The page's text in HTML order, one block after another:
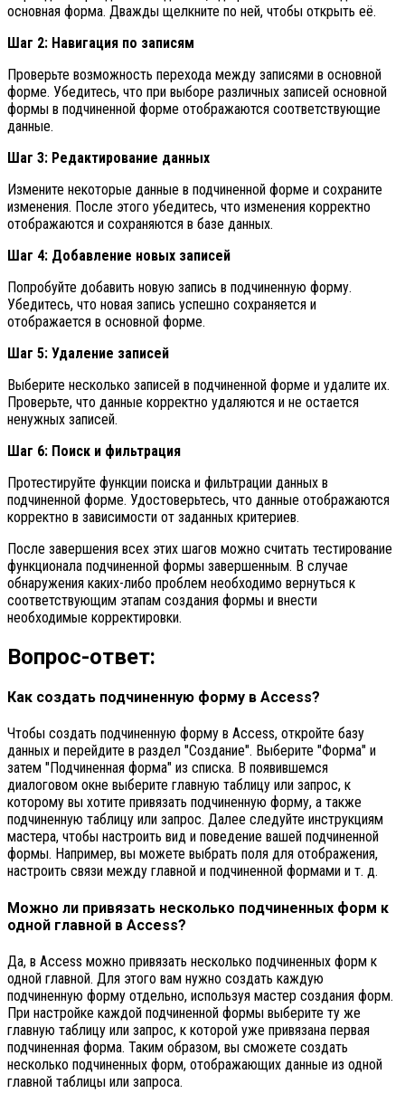
основная форма. Дважды щелкните по ней, чтобы открыть её.
Шаг 2: Навигация по записям
Проверьте возможность перехода между записями в основной
форме. Убедитесь, что при выборе различных записей основной
формы в подчиненной форме отображаются соответствующие
данные.
Шаг 3: Редактирование данных
Измените некоторые данные в подчиненной форме и сохраните
изменения. После этого убедитесь, что изменения корректно
отображаются и сохраняются в базе данных.
Шаг 4: Добавление новых записей
Попробуйте добавить новую запись в подчиненную форму.
Убедитесь, что новая запись успешно сохраняется и
отображается в основной форме.
Шаг 5: Удаление записей
Выберите несколько записей в подчиненной форме и удалите их.
Проверьте, что данные корректно удаляются и не остается
ненужных записей.
Шаг 6: Поиск и фильтрация
Протестируйте функции поиска и фильтрации данных в
подчиненной форме. Удостоверьтесь, что данные отображаются
корректно в зависимости от заданных критериев.
После завершения всех этих шагов можно считать тестирование
функционала подчиненной формы завершенным. В случае
обнаружения каких-либо проблем необходимо вернуться к
соответствующим этапам создания формы и внести
необходимые корректировки.
Вопрос-ответ:
Как создать подчиненную форму в Access?
Чтобы создать подчиненную форму в Access, откройте базу
данных и перейдите в раздел "Создание". Выберите "Форма" и
затем "Подчиненная форма" из списка. В появившемся
диалоговом окне выберите главную таблицу или запрос, к
которому вы хотите привязать подчиненную форму, а также
подчиненную таблицу или запрос. Далее следуйте инструкциям
мастера, чтобы настроить вид и поведение вашей подчиненной
формы. Например, вы можете выбрать поля для отображения,
настроить связи между главной и подчиненной формами и т. д.
Можно ли привязать несколько подчиненных форм к
одной главной в Access?
Да, в Access можно привязать несколько подчиненных форм к
одной главной. Для этого вам нужно создать каждую
подчиненную форму отдельно, используя мастер создания форм.
При настройке каждой подчиненной формы выберите ту же
главную таблицу или запрос, к которой уже привязана первая
подчиненная форма. Таким образом, вы сможете создать
несколько подчиненных форм, отображающих данные из одной
главной таблицы или запроса.